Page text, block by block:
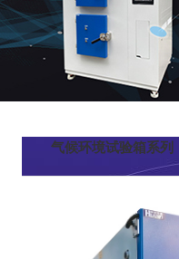
气候环境试验箱系列